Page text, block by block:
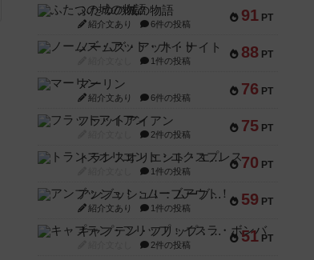
91 PT
ふたつの城の物語
紹介文あり 6件の投稿
88 PT
ノームズ・アット・ナイト
1件の投稿
76 PT
マーリン
紹介文あり 6件の投稿
75 PT
フラットアイアン
2件の投稿
70 PT
トランスオリエント・エクスプレス
1件の投稿
59 PT
アンブッシュ！：ムーブアウト！
紹介文あり 1件の投稿
51 PT
キャプテン・フリップ：イスラ・ボンバ
2件の投稿